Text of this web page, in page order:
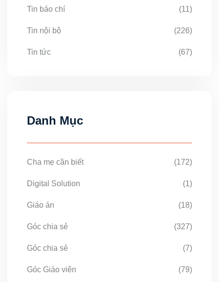
Tin báo chí (11)
Tin nội bộ (226)
Tin tức (67)
Danh Mục
Cha mẹ cần biết (172)
Digital Solution (1)
Giáo án (18)
Góc chia sẻ (327)
Góc chia sẻ (7)
Góc Giáo viên (79)